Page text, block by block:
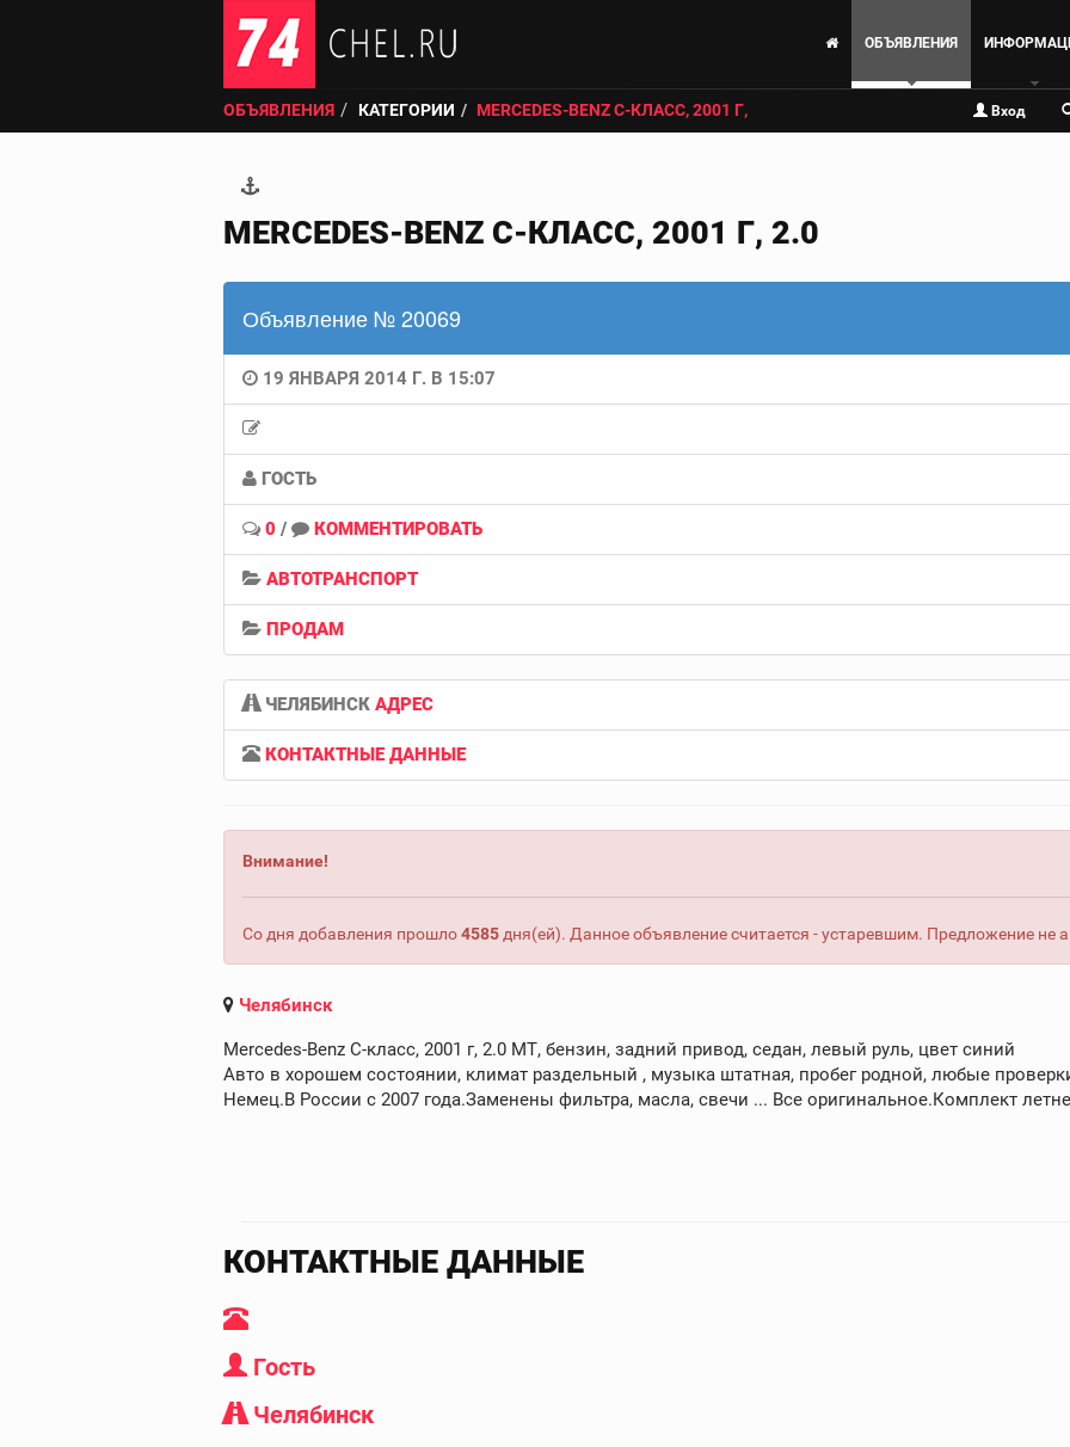
ОБЪЯВЛЕНИЯ
ОБЪЯВЛЕНИЯ КАТЕГОРИИ MERCEDES-BENZ C-КЛАСС, 2001 Г, Вход
MERCEDES-BENZ C-КЛАСС, 2001 Г, 2.0
Объявление № 20069
19 ЯНВАРЯ 2014 Г. В 15:07
ГОСТЬ
0 / КОММЕНТИРОВАТЬ
АВТОТРАНСПОРТ
ПРОДАМ
ЧЕЛЯБИНСК АДРЕС
КОНТАКТНЫЕ ДАННЫЕ
Внимание!
Со дня добавления прошло4585 дня(ей). Данное объявление считается - устаревшим. Предложение не
Челябинск
Mercedes-Benz C-класс, 2001 г, 2.0 МТ, бензин, задний привод, седан, левый руль, цвет синий
Авто в хорошем состоянии, климат раздельный , музыка штатная, пробег родной, любые
Немец.В России с 2007 года.Заменены фильтра, масла, свечи ... Все оригинальное.Комплект
КОНТАКТНЫЕ ДАННЫЕ
Гость
Челябинск